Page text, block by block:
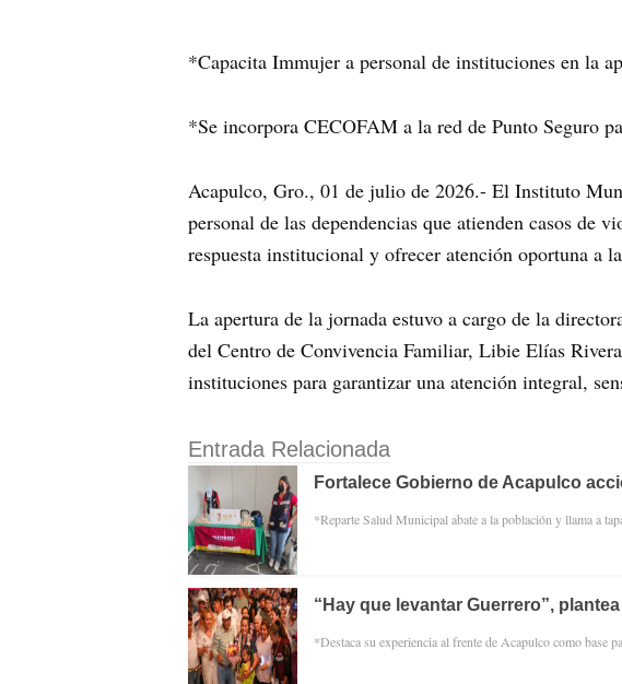
*Capacita Immujer a personal de instituciones en la
*Se incorpora CECOFAM a la red de Punto Seguro
Acapulco, Gro., 01 de julio de 2026.- El Instituto
personal de las dependencias que atienden casos
respuesta institucional y ofrecer atención oportuna a
La apertura de la jornada estuvo a cargo de la
del Centro de Convivencia Familiar, Libie Elías
instituciones para garantizar una atención integral,
Entrada Relacionada
Fortalece Gobierno de Acapulco
*Reparte Salud Municipal abate a la población y llama a
“Hay que levantar Guerrero”,
*Destaca su experiencia al frente de Acapulco como base